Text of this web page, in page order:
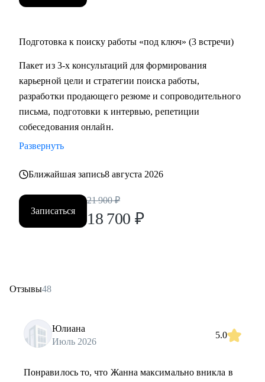
Подготовка к поиску работы «под ключ» (3 встречи)
Пакет из 3-х консультаций для формирования
карьерной цели и стратегии поиска работы,
разработки продающего резюме и сопроводительного
письма, подготовки к интервью, репетиции
собеседования онлайн.
Развернуть
Ближайшая запись8 августа 2026
Записаться
21 900 ₽
18 700 ₽
Отзывы48
Юлиана
Июль 2026
5.0
Понравилось то, что Жанна максимально вникла в